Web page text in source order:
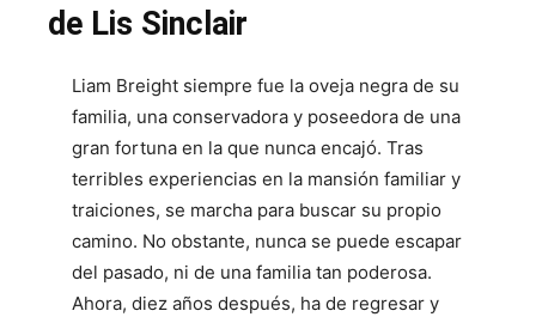
de Lis Sinclair
Liam Breight siempre fue la oveja negra de su
familia, una conservadora y poseedora de una
gran fortuna en la que nunca encajó. Tras
terribles experiencias en la mansión familiar y
traiciones, se marcha para buscar su propio
camino. No obstante, nunca se puede escapar
del pasado, ni de una familia tan poderosa.
Ahora, diez años después, ha de regresar y